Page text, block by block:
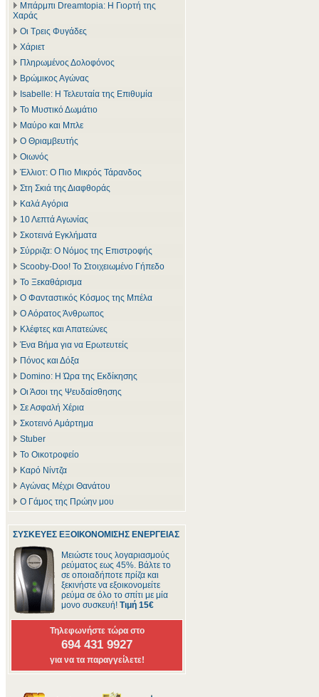
Μπάρμπι Dreamtopia: Η Γιορτή της
Χαράς
Οι Τρεις Φυγάδες
Χάριετ
Πληρωμένος Δολοφόνος
Βρώμικος Αγώνας
Isabelle: Η Τελευταία της Επιθυμία
Το Μυστικό Δωμάτιο
Μαύρο και Μπλε
Ο Θριαμβευτής
Οιωνός
Έλλιοτ: Ο Πιο Μικρός Τάρανδος
Στη Σκιά της Διαφθοράς
Καλά Αγόρια
10 Λεπτά Αγωνίας
Σκοτεινά Εγκλήματα
Σύρριζα: Ο Νόμος της Επιστροφής
Scooby-Doo! Το Στοιχειωμένο Γήπεδο
Το Ξεκαθάρισμα
Ο Φανταστικός Κόσμος της Μπέλα
Ο Αόρατος Άνθρωπος
Κλέφτες και Απατεώνες
Ένα Βήμα για να Ερωτευτείς
Πόνος και Δόξα
Domino: Η Ώρα της Εκδίκησης
Οι Άσοι της Ψευδαίσθησης
Σε Ασφαλή Χέρια
Σκοτεινό Αμάρτημα
Stuber
Το Οικοτροφείο
Καρό Νίντζα
Αγώνας Μέχρι Θανάτου
Ο Γάμος της Πρώην μου
ΣΥΣΚΕΥΕΣ ΕΞΟΙΚΟΝΟΜΙΣΗΣ ΕΝΕΡΓΕΙΑΣ
Μειώστε τους λογαριασμούς
ρεύματος εως 45%. Βάλτε το
σε οποιαδήποτε πρίζα και
ξεκινήστε να εξοικονομείτε
ρεύμα σε όλο το σπίτι με μία
μονο συσκευή! Τιμή 15€
Τηλεφωνήστε τώρα στο
694 431 9927
για να τα παραγγείλετε!